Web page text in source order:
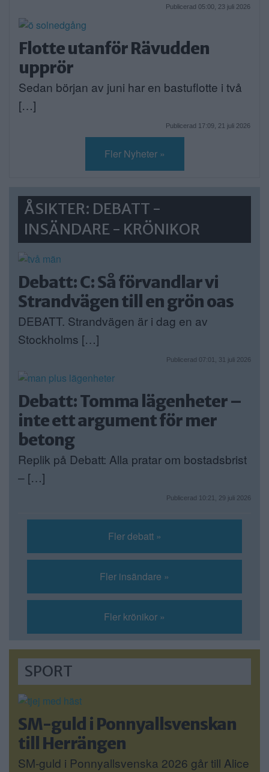
Publicerad 05:00, 23 juli 2026
Flotte utanför Rävudden
upprör
Sedan början av juni har en bastuflotte i två
[…]
Publicerad 17:09, 21 juli 2026
Fler Nyheter »
ÅSIKTER: DEBATT -
INSÄNDARE - KRÖNIKOR
Debatt: C: Så förvandlar vi
Strandvägen till en grön oas
DEBATT. Strandvägen är i dag en av
Stockholms […]
Publicerad 07:01, 31 juli 2026
Debatt: Tomma lägenheter –
inte ett argument för mer
betong
Replik på Debatt: Alla pratar om bostadsbrist
– […]
Publicerad 10:21, 29 juli 2026
Fler debatt »
Fler insändare »
Fler krönikor »
SPORT
SM-guld i Ponnyallsvenskan
till Herrängen
SM-guld i Ponnyallsvenska 2026 går till Alice